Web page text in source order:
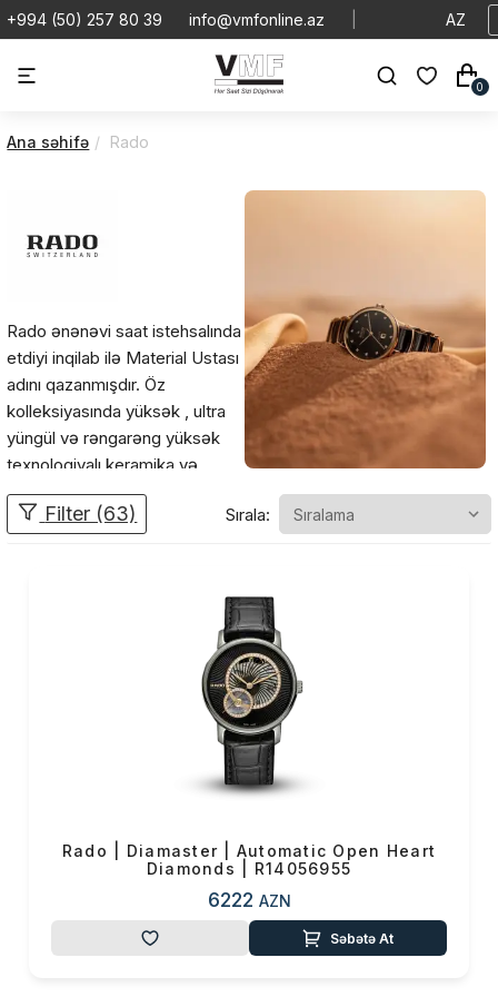
+994 (50) 257 80 39 info@vmfonline.az AZ
0
Ana səhifə Rado
Rado ənənəvi saat istehsalında
etdiyi inqilab ilə Material Ustası
adını qazanmışdır. Öz
kolleksiyasında yüksək , ultra
yüngül və rəngarəng yüksək
texnologiyalı keramika və
Ceramos təqdim edərək saat
sənayəsində lider pozisiya
dizayneri sayılan Rado, həmişə
standartlar quran və səviyyəni
yüksəldən bir lider olmuşdur.
Filter (63) Sırala:
Rado | Diamaster | Automatic Open Heart
Diamonds | R14056955
6222 AZN
Səbətə At